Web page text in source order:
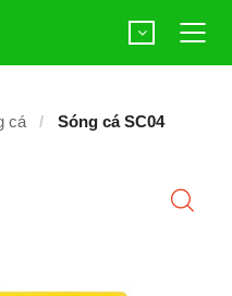
cá Sóng cá SC04